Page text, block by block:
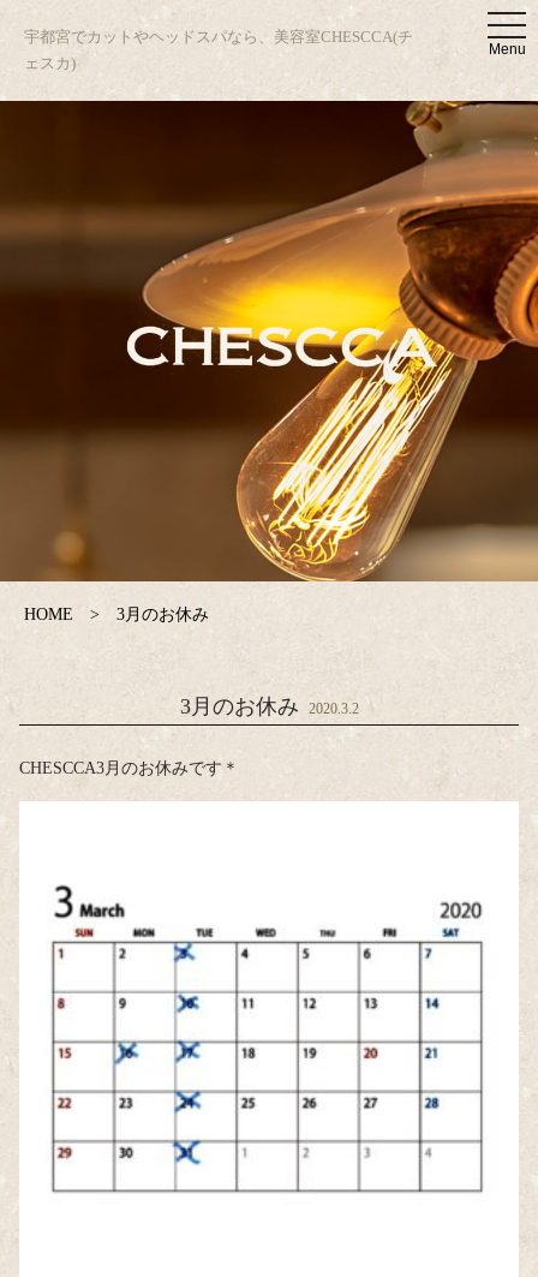
t
o
g
e
n
a
g
a
i
o
n
Menu
宇都宮でカットやヘッドスパなら、美容室CHESCCA(チ
ェスカ)
HOME 3月のお休み
3月のお休み 2020.3.2
CHESCCA3月のお休みです＊